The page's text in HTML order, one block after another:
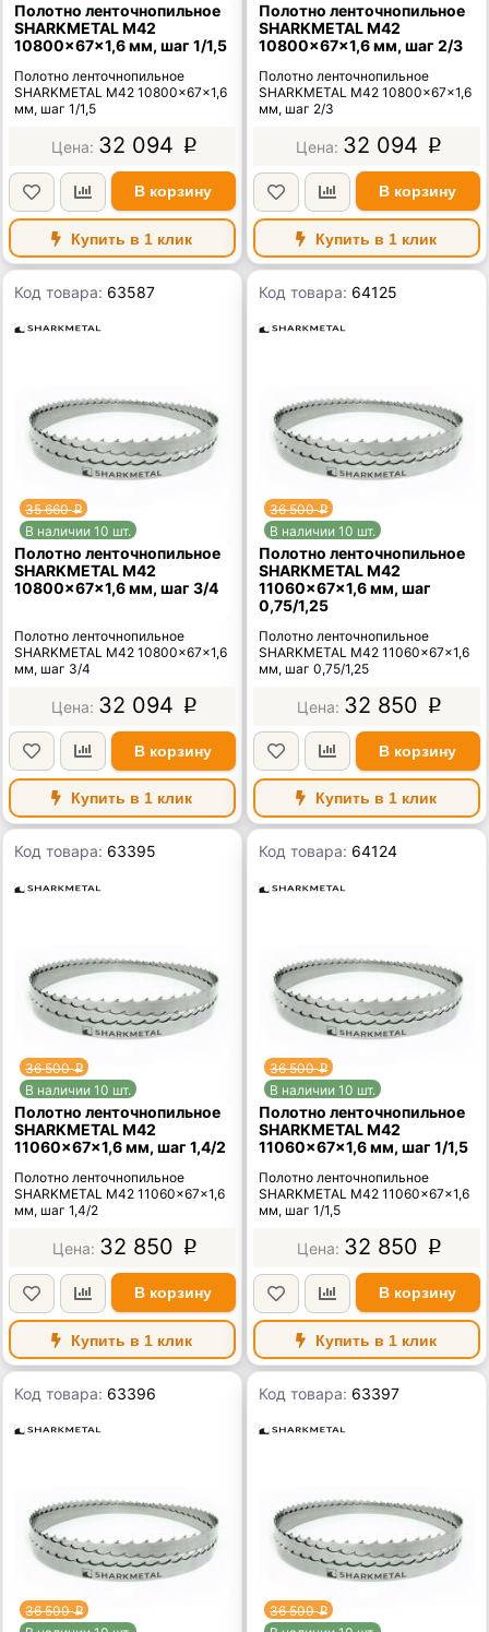
Полотно ленточнопильное
SHARKMETAL M42
10800×67×1,6 мм, шаг 1/1,5
Полотно ленточнопильное
SHARKMETAL M42 10800×67×1,6
мм, шаг 1/1,5
32 094 p
В корзину
Купить в 1 клик
Полотно ленточнопильное
SHARKMETAL M42
10800×67×1,6 мм, шаг 2/3
Полотно ленточнопильное
SHARKMETAL M42 10800×67×1,6
мм, шаг 2/3
32 094 p
В корзину
Купить в 1 клик
Код товара: 63587
35 660p
В наличии 10 шт.
Полотно ленточнопильное
SHARKMETAL M42
10800×67×1,6 мм, шаг 3/4
Полотно ленточнопильное
SHARKMETAL M42 10800×67×1,6
мм, шаг 3/4
32 094 p
В корзину
Купить в 1 клик
Код товара: 64125
36 500p
В наличии 10 шт.
Полотно ленточнопильное
SHARKMETAL M42
11060×67×1,6 мм, шаг
0,75/1,25
Полотно ленточнопильное
SHARKMETAL M42 11060×67×1,6
мм, шаг 0,75/1,25
32 850 p
В корзину
Купить в 1 клик
Код товара: 63395
36 500p
В наличии 10 шт.
Полотно ленточнопильное
SHARKMETAL M42
11060×67×1,6 мм, шаг 1,4/2
Полотно ленточнопильное
SHARKMETAL M42 11060×67×1,6
мм, шаг 1,4/2
32 850 p
В корзину
Купить в 1 клик
Код товара: 64124
36 500p
В наличии 10 шт.
Полотно ленточнопильное
SHARKMETAL M42
11060×67×1,6 мм, шаг 1/1,5
Полотно ленточнопильное
SHARKMETAL M42 11060×67×1,6
мм, шаг 1/1,5
32 850 p
В корзину
Купить в 1 клик
Код товара: 63396
36 500p
Код товара: 63397
36 500p